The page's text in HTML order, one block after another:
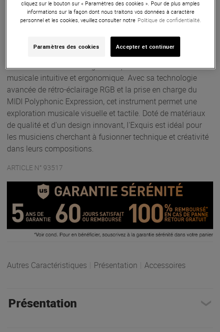
Garantie 3 ans
Eligible à la Garantie Sérénité
Le contrôleur MIDI Intuitive Instrument Exquis offre une
matrice de touches hexagonales pour une création
musicale intuitive et ergonomique. Avec sa technologie
avancée de rétro-éclairage RGB et la prise en charge du
MIDI Polyphonic Expression, cet instrument permet une
exploration musicale visuelle et tactile. Doté de matériaux
de qualité et d'un design innovant, l'Exquis est idéal pour
les musiciens cherchant à fusionner technique et créativité
dans leurs compositions.
ARTICLE N° 93517
Autres Caractéristiques Présentation Accessoires
Présentation
cliquez sur le bouton sur « Paramètres des cookies ». Pour de plus amples
informations sur la façon dont nous traitons vos données à caractère
personnel et les cookies, veuillez consulter notre Politique de confidentialité.
Paramètres des cookies Accepter et continuer